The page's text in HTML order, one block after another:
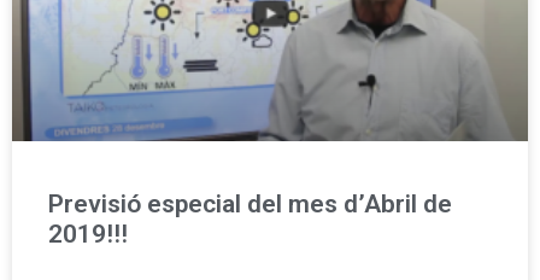
Previsió especial del mes d’Abril de
2019!!!